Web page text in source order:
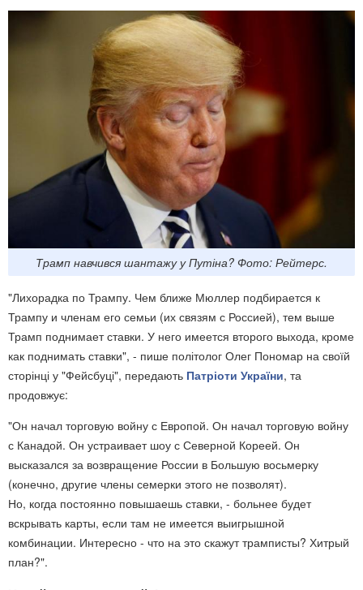
Трамп навчився шантажу у Путіна? Фото: Рейтерс.
"Лихорадка по Трампу. Чем ближе Мюллер подбирается к
Трампу и членам его семьи (их связям с Россией), тем выше
Трамп поднимает ставки. У него имеется второго выхода, кроме
как поднимать ставки", - пише політолог Олег Пономар на своїй
сторінці у "Фейсбуці", передають Патріоти України, та
продовжує:
"Он начал торговую войну с Европой. Он начал торговую войну
с Канадой. Он устраивает шоу с Северной Кореей. Он
высказался за возвращение России в Большую восьмерку
(конечно, другие члены семерки этого не позволят).
Но, когда постоянно повышаешь ставки, - больнее будет
вскрывать карты, если там не имеется выигрышной
комбинации. Интересно - что на это скажут трамписты? Хитрый
план?".